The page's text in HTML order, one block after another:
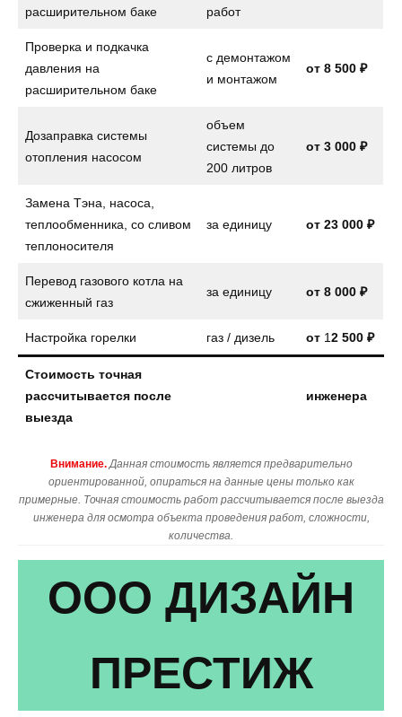
расширительном баке
работ
Проверка и подкачка
давления на
расширительном баке
с демонтажом
и монтажом
от 8 500 ₽
Дозаправка системы
отопления насосом
объем
системы до
200 литров
от 3 000 ₽
Замена Тэна, насоса,
теплообменника, со сливом
теплоносителя
за единицу от 23 000 ₽
Перевод газового котла на
сжиженный газ
за единицу от 8 000 ₽
Настройка горелки газ / дизель от 12 500 ₽
Стоимость точная
рассчитывается после
выезда
инженера
Внимание. Данная стоимость является предварительно
ориентированной, опираться на данные цены только как
примерные. Точная стоимость работ рассчитывается после выезда
инженера для осмотра объекта проведения работ, сложности,
количества.
ООО ДИЗАЙН
ПРЕСТИЖ